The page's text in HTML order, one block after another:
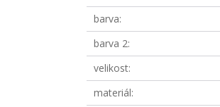
barva
barva 2
velikost
materiál